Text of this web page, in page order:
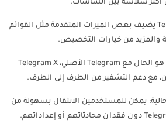
أكثر سلاسة بين الشاشات.
3. ميزات متقدمة: Telegram X يضيف بعض الميزات المتقدمة مثل القوائم
والمزيد من خيارات التخصيص.
4. الخصوصية والأمان: كما هو الحال مع Telegram الأصلي، Telegram X
مع دعم التشفير من الطرف إلى الطرف.
يمكن للمستخدمين الانتقال بسهولة من